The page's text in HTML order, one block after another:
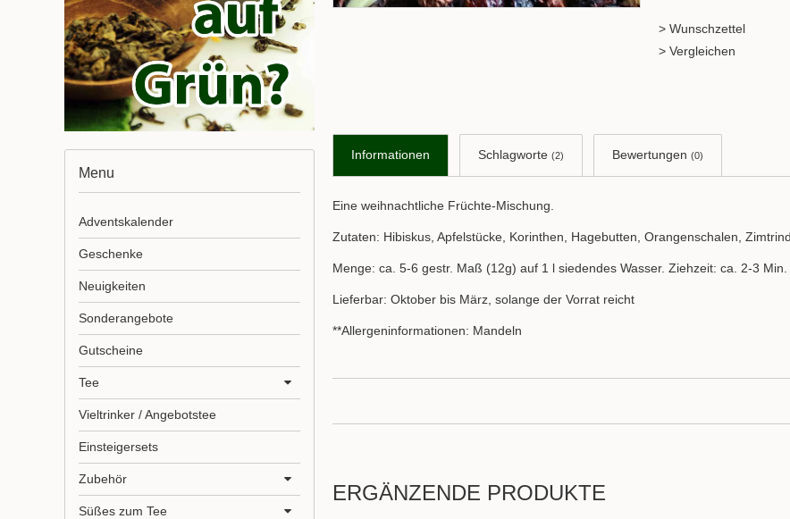
> Wunschzettel
> Vergleichen
Informationen Schlagworte (2) Bewertungen (0)
Eine weihnachtliche Früchte-Mischung.
Zutaten: Hibiskus, Apfelstücke, Korinthen, Hagebutten, Orangenschalen,
Menge: ca. 5-6 gestr. Maß (12g) auf 1 l siedendes Wasser. Ziehzeit: ca. 2-3 Min.
Lieferbar: Oktober bis März, solange der Vorrat reicht
**Allergeninformationen: Mandeln
ERGÄNZENDE PRODUKTE
Menu
Adventskalender
Geschenke
Neuigkeiten
Sonderangebote
Gutscheine
Tee
Vieltrinker / Angebotstee
Einsteigersets
Zubehör
Süßes zum Tee